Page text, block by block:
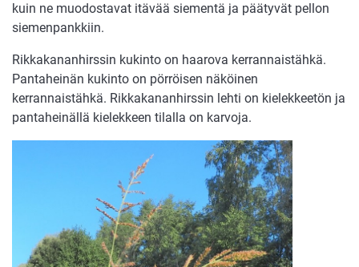
kuin ne muodostavat itävää siementä ja päätyvät pellon
siemenpankkiin.
Rikkakananhirssin kukinto on haarova kerrannaistähkä.
Pantaheinän kukinto on pörröisen näköinen
kerrannaistähkä. Rikkakananhirssin lehti on kielekkeetön ja
pantaheinällä kielekkeen tilalla on karvoja.